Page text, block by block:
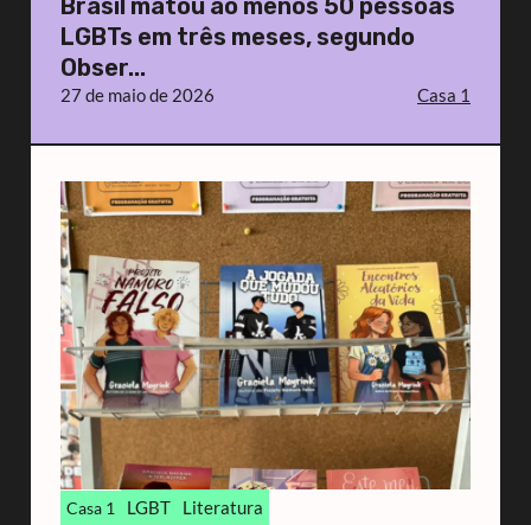
Brasil matou ao menos 50 pessoas
LGBTs em três meses, segundo
Obser...
27 de maio de 2026 Casa 1
Casa 1 LGBT Literatura